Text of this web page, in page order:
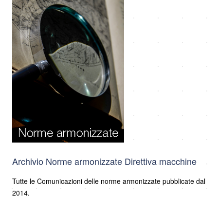
Archivio Norme armonizzate Direttiva macchine
Tutte le Comunicazioni delle norme armonizzate pubblicate dal
2014.